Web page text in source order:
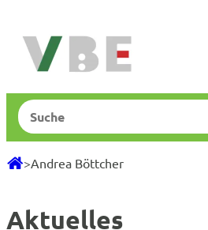
springen
Suchen
>Andrea Böttcher
Aktuelles